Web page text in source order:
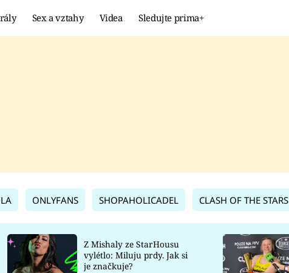
Sex a vztahy Videa Sledujte prima+
ONLYFANS SHOPAHOLICADEL CLASH OF THE STARS
Z Mishaly ze StarHousu
vylétlo: Miluju prdy. Jak si
je značkuje?